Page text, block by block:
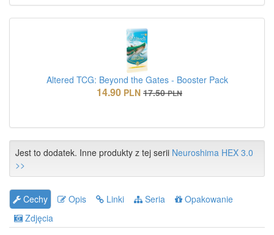
Altered TCG: Beyond the Gates - Booster Pack
14.90 PLN 17.50 PLN
Jest to dodatek. Inne produkty z tej serii Neuroshima HEX 3.0
>>
Cechy Opis Linki Seria
Opakowanie
Zdjęcia